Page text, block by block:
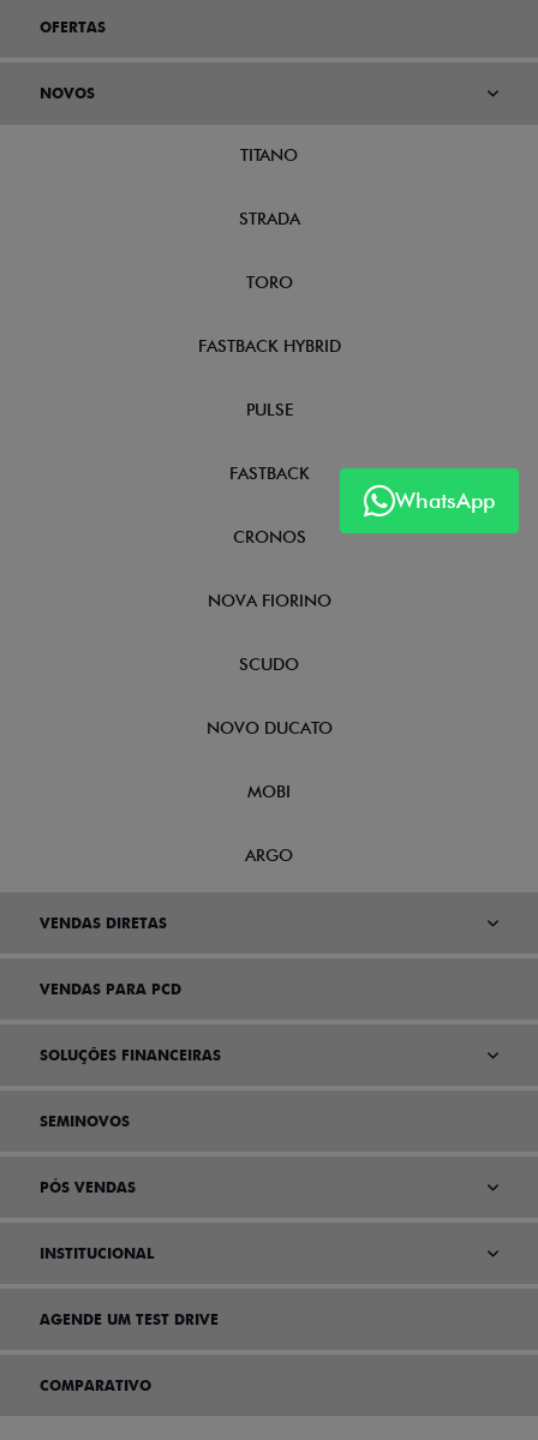
WhatsApp
OFERTAS
NOVOS
TITANO
STRADA
TORO
FASTBACK HYBRID
PULSE
FASTBACK
CRONOS
NOVA FIORINO
SCUDO
NOVO DUCATO
MOBI
ARGO
VENDAS DIRETAS
VENDAS PARA PCD
SOLUÇÕES FINANCEIRAS
SEMINOVOS
PÓS VENDAS
INSTITUCIONAL
AGENDE UM TEST DRIVE
COMPARATIVO